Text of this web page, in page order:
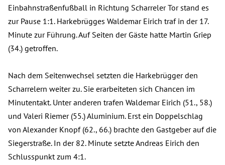
Einbahnstraßenfußball in Richtung Scharreler Tor stand es
zur Pause 1:1. Harkebrügges Waldemar Eirich traf in der 17.
Minute zur Führung. Auf Seiten der Gäste hatte Martin Griep
(34.) getroffen.
Nach dem Seitenwechsel setzten die Harkebrügger den
Scharrelern weiter zu. Sie erarbeiteten sich Chancen im
Minutentakt. Unter anderen trafen Waldemar Eirich (51., 58.)
und Valeri Riemer (55.) Aluminium. Erst ein Doppelschlag
von Alexander Knopf (62., 66.) brachte den Gastgeber auf die
Siegerstraße. In der 82. Minute setzte Andreas Eirich den
Schlusspunkt zum 4:1.